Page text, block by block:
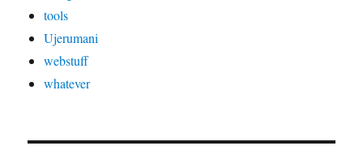
tools
Ujerumani
webstuff
whatever